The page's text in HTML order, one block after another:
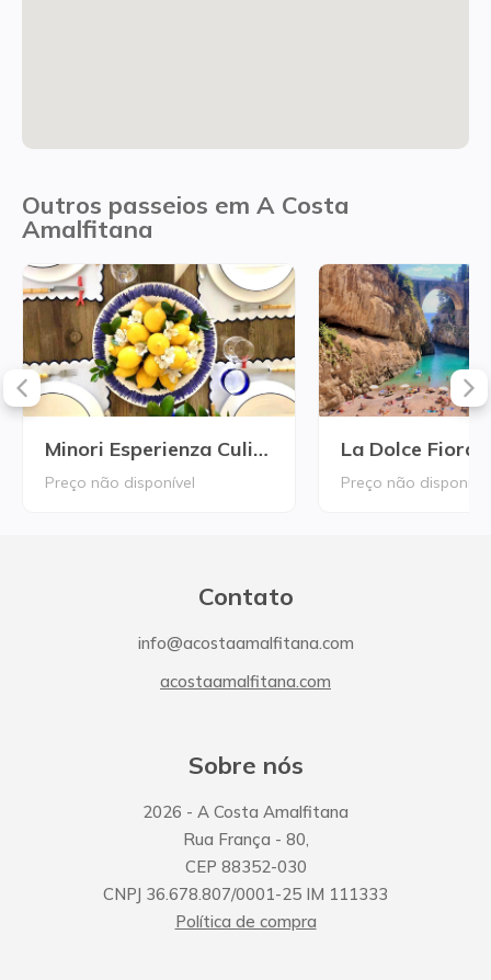
Outros passeios em A Costa
Amalfitana
Minori Esperienza Culinaria
Preço não disponível Preço não disponível
Contato
info@acostaamalfitana.com
acostaamalfitana.com
Sobre nós
2026 - A Costa Amalfitana
Rua França - 80
CEP 88352-030
CNPJ 36.678.807/0001-25 IM 111333
Política de compra